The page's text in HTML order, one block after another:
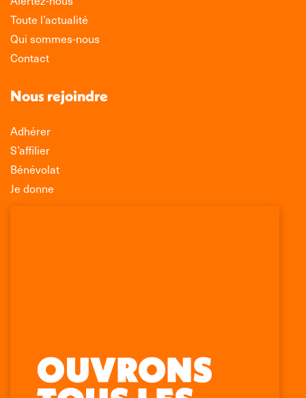
Toute l’actualité
Qui sommes-nous
Contact
Nous rejoindre
Adhérer
S’affilier
Bénévolat
Je donne
Retrouvez-nous sur :
La
La
La